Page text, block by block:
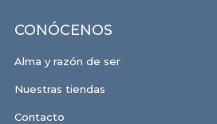
CONÓCENOS
Alma y razón de ser
Nuestras tiendas
Contacto